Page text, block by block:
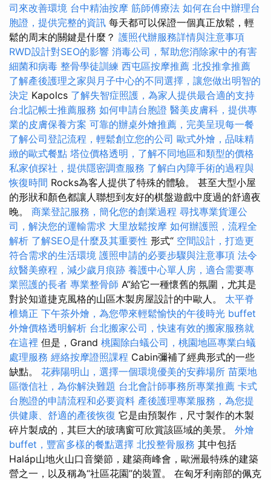
司來改善環境 台中精油按摩 筋師傅療法 如何在台中辦理台
胞證，提供完整的資訊 每天都可以保證一個真正放鬆，輕
鬆的周末的關鍵是什麼？ 護照代辦服務詳情與注意事項
RWD設計對SEO的影響 消毒公司，幫助您消除家中的有害
細菌和病毒 整骨學徒訓練 西屯區按摩推薦 北投推拿推薦
了解產後護理之家與月子中心的不同選擇，讓您做出明智的
決定 Kapolcs 了解失智症照護，為家人提供最合適的支持
台北記帳士推薦服務 如何申請台胞證 醫美皮膚科，提供專
業的皮膚保養方案 可靠的辦桌外燴推薦，完美呈現每一餐
了解公司登記流程，輕鬆創立您的公司 歐式外燴，品味精
緻的歐式餐點 塔位價格透明，了解不同地區和類型的價格
私家偵探社，提供隱密調查服務 了解白內障手術的過程與
恢復時間 Rocks為客人提供了特殊的體驗。 甚至大型小屋
的形狀和顏色都讓人聯想到友好的棋盤遊戲中度過的舒適夜
晚。 商業登記服務，簡化您的創業過程 尋找專業貨運公
司，解決您的運輸需求 大里放鬆按摩 如何辦護照，流程全
解析 了解SEO是什麼及其重要性 形式“ 空間設計，打造更
符合需求的生活環境 護照申請的必要步驟與注意事項 法令
紋醫美療程，減少歲月痕跡 養護中心單人房，適合需要專
業照護的長者 專業整骨師 A”給它一種懷舊的氛圍，尤其是
對於知道捷克風格的山區木製房屋設計的中歐人。 太平脊
椎矯正 下午茶外燴，為您帶來輕鬆愉快的午後時光 buffet
外燴價格透明解析 台北搬家公司，快速有效的搬家服務就
在這裡 但是，Grand 桃園除白蟻公司，桃園地區專業白蟻
處理服務 經絡按摩證照課程 Cabin彌補了經典形式的一些
缺點。 花葬陽明山，選擇一個環境優美的安葬場所 苗栗地
區徵信社，為你解決難題 台北會計師事務所專業推薦 卡式
台胞證的申請流程和必要資料 產後護理專業服務，為您提
供健康、舒適的產後恢復 它是由預製作，尺寸製作的木製
碎片製成的，其巨大的玻璃窗可欣賞該區域的美景。 外燴
buffet，豐富多樣的餐點選擇 北投整骨服務 其中包括
Haláp山地火山口音樂節，建築商峰會，歐洲最特殊的建築
營之一，以及稱為“社區花園”的裝置。 在匈牙利南部的佩克